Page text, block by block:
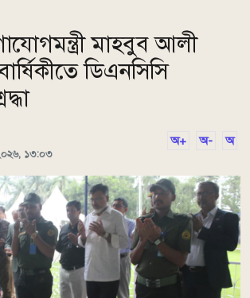
মাহবুব আলী
ডিএনসিসি
১৩:০৩
অ+ অ- অ